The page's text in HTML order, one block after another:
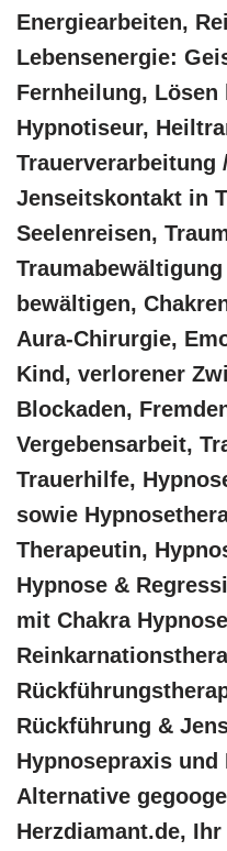
Energiearbeiten,
Lebensenergie:
Fernheilung, Lösen
Hypnotiseur,
Trauerverarbeitung
Jenseitskontakt in
Seelenreisen,
bewältigen,
Aura-Chirurgie,
Kind, verlorener
Blockaden,
Vergebensarbeit,
Trauerhilfe,
sowie
Therapeutin,
Hypnose &
mit Chakra
Rückführung &
Hypnosepraxis und
Alternative
Herzdiamant.de,